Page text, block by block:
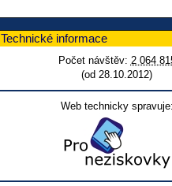
Technické informace
Počet návštěv: 2 064
(od 28.10.2012)
Web technicky spravuje: